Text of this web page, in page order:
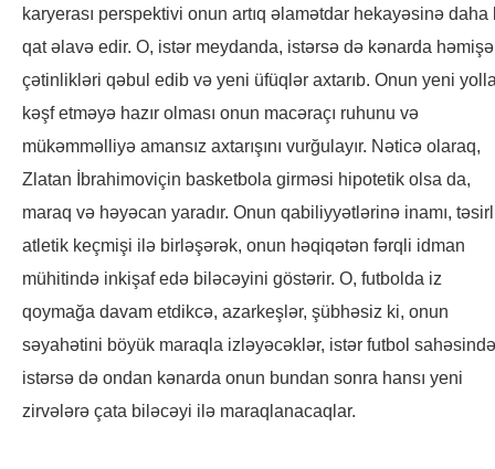
karyerası perspektivi onun artıq əlamətdar hekayəsinə daha
qat əlavə edir. O, istər meydanda, istərsə də kənarda həmişə
çətinlikləri qəbul edib və yeni üfüqlər axtarıb. Onun yeni
kəşf etməyə hazır olması onun macəraçı ruhunu və
mükəmməlliyə amansız axtarışını vurğulayır. Nəticə olaraq,
Zlatan İbrahimoviçin basketbola girməsi hipotetik olsa da,
maraq və həyəcan yaradır. Onun qabiliyyətlərinə inamı,
atletik keçmişi ilə birləşərək, onun həqiqətən fərqli idman
mühitində inkişaf edə biləcəyini göstərir. O, futbolda iz
qoymağa davam etdikcə, azarkeşlər, şübhəsiz ki, onun
səyahətini böyük maraqla izləyəcəklər, istər futbol
istərsə də ondan kənarda onun bundan sonra hansı yeni
zirvələrə çata biləcəyi ilə maraqlanacaqlar.